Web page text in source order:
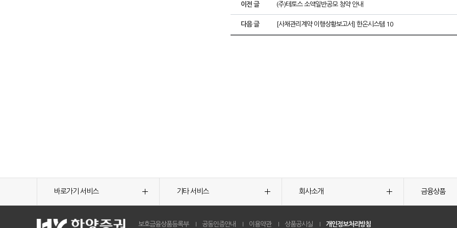
이전 글 (주)테토스 소액일반공모 청약 안내
다음 글 [사채관리계약 이행상황보고서] 한온시스템 10
바로가기 서비스 기타 서비스 회사소개 금융상품
보호금융상품등록부 공동인증안내 이용약관 상품공시실 개인정보처리방침